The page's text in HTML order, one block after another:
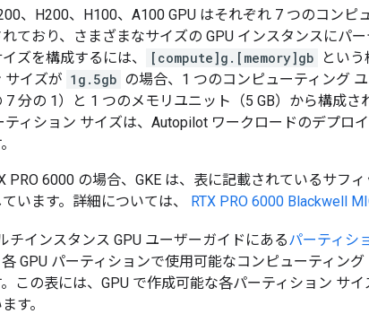
、H200、H100、A100 GPU はそれぞれ 7 つのコンピ
れており、さまざまなサイズの GPU インスタンスにパ
ズを構成するには、
[compute]g.[memory]gb
とい
サイズが 1g.5gb の場合、1 つのコンピューティング
7 分の 1）と 1 つのメモリユニット（5 GB）から構成さ
ティション サイズは、Autopilot ワークロードのデプロ
PRO 6000 の場合、GKE は、表に記載されているサフ
います。詳細については、 RTX PRO 6000 Blackwell
チインスタンス GPU ユーザーガイドにあるパーティシ
GPU パーティションで使用可能なコンピューティン
この表には、GPU で作成可能な各パーティション サ
す。